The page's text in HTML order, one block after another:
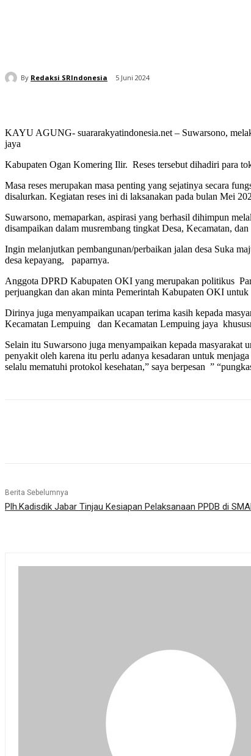
By Redaksi SRIndonesia 5 Juni 2024
KAYU AGUNG- suararakyatindonesia.net – Suwarsono,
jaya
Kabupaten Ogan Komering Ilir. Reses tersebut dihadiri para
Masa reses merupakan masa penting yang sejatinya secara
disalurkan. Kegiatan reses ini di laksanakan pada bulan Mei
Suwarsono, memaparkan, aspirasi yang berhasil dihimpun
disampaikan dalam musrembang tingkat Desa, Kecamatan,
Ingin melanjutkan pembangunan/perbaikan jalan desa Suka
desa kepayang, paparnya.
Anggota DPRD Kabupaten OKI yang merupakan politikus
perjuangkan dan akan minta Pemerintah Kabupaten OKI
Dirinya juga menyampaikan ucapan terima kasih kepada
Kecamatan Lempuing dan Kecamatan Lempuing jaya
Selain itu Suwarsono juga menyampaikan kepada
penyakit oleh karena itu perlu adanya kesadaran untuk
selalu mematuhi protokol kesehatan,” saya berpesan ”
Berita Sebelumnya
Plh.Kadisdik Jabar Tinjau Kesiapan Pelaksanaan PPDB di